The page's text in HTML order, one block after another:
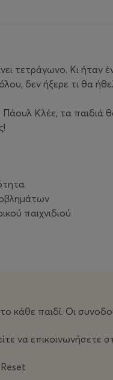
τετράγωνο. Κι ήταν
δεν ήξερε τι θα
Κλέε, τα παιδιά
παιχνιδιού
κάθε παιδί. Οι
να επικοινωνήσετε